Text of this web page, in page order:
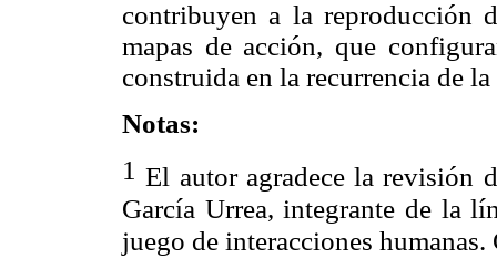
contribuyen a la reproducción
mapas de acción, que
construida en la recurrencia de
Notas:
1 El autor agradece la revisión
García Urrea, integrante de la
juego de interacciones humanas.